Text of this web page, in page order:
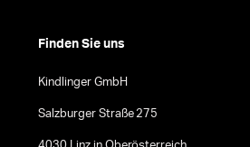
Finden Sie uns
Kindlinger GmbH
Salzburger Straße 275